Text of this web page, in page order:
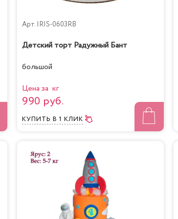
Арт. IRIS-0603RB
Детский торт Радужный Бант
большой
Цена за кг
990 руб.
КУПИТЬ В 1 КЛИК